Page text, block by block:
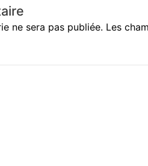
ne sera pas publiée. Les